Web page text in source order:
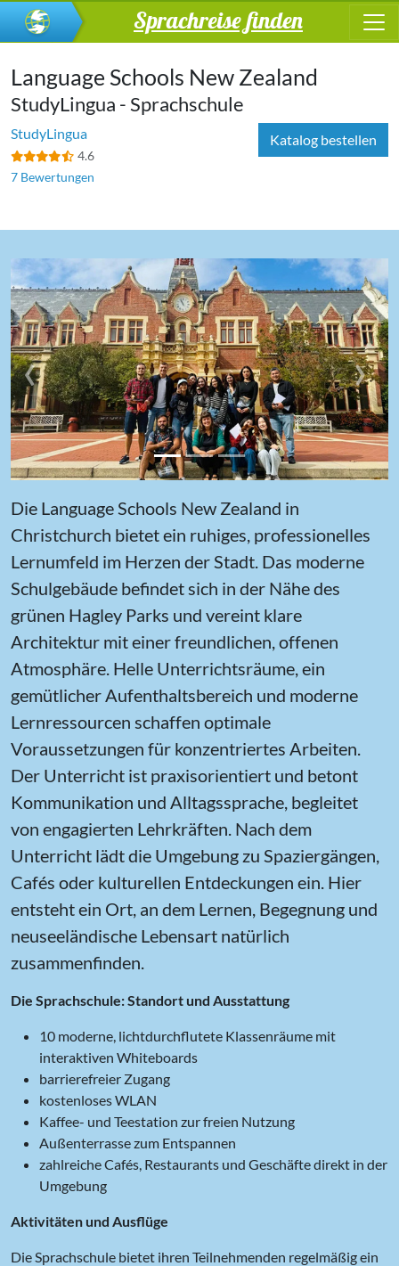
Sprachreise finden
Language Schools New Zealand
StudyLingua - Sprachschule
StudyLingua
4.6
7 Bewertungen
Katalog bestellen
‹ ›
Die Language Schools New Zealand in
Christchurch bietet ein ruhiges, professionelles
Lernumfeld im Herzen der Stadt. Das moderne
Schulgebäude befindet sich in der Nähe des
grünen Hagley Parks und vereint klare
Architektur mit einer freundlichen, offenen
Atmosphäre. Helle Unterrichtsräume, ein
gemütlicher Aufenthaltsbereich und moderne
Lernressourcen schaffen optimale
Voraussetzungen für konzentriertes Arbeiten.
Der Unterricht ist praxisorientiert und betont
Kommunikation und Alltagssprache, begleitet
von engagierten Lehrkräften. Nach dem
Unterricht lädt die Umgebung zu Spaziergängen,
Cafés oder kulturellen Entdeckungen ein. Hier
entsteht ein Ort, an dem Lernen, Begegnung und
neuseeländische Lebensart natürlich
zusammenfinden.
Die Sprachschule: Standort und Ausstattung
10 moderne, lichtdurchflutete Klassenräume mit
interaktiven Whiteboards
barrierefreier Zugang
kostenloses WLAN
Kaffee- und Teestation zur freien Nutzung
Außenterrasse zum Entspannen
zahlreiche Cafés, Restaurants und Geschäfte direkt in der
Umgebung
Aktivitäten und Ausflüge
Die Sprachschule bietet ihren Teilnehmenden regelmäßig ein